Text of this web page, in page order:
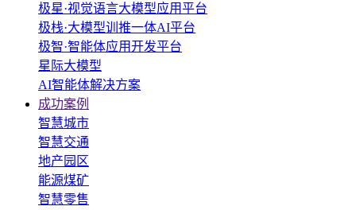
极星·视觉语言大模型应用平台
极栈·大模型训推一体AI平台
极智·智能体应用开发平台
星际大模型
AI智能体解决方案
成功案例
智慧城市
智慧交通
地产园区
能源煤矿
智慧零售